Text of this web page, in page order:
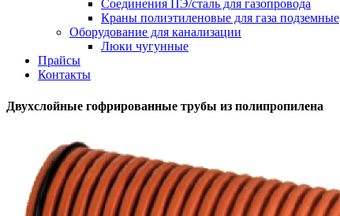
Соединения ПЭ/сталь для газопровода
Краны полиэтиленовые для газа подземные
Оборудование для канализации
Люки чугунные
Прайсы
Контакты
Двухслойные гофрированные трубы из полипропилена